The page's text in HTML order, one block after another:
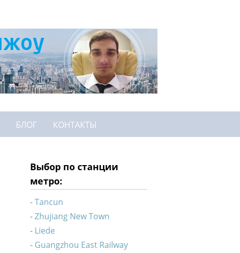
БЛОГ КОНТАКТЫ
Выбор по станции
метро:
Tancun
Zhujiang New Town
Liede
Guangzhou East Railway